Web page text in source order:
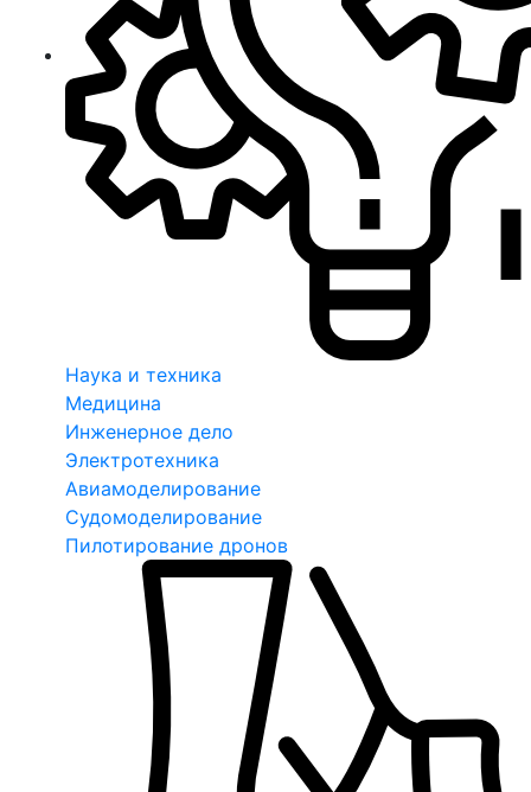
Наука и техника
Медицина
Инженерное дело
Электротехника
Авиамоделирование
Судомоделирование
Пилотирование дронов